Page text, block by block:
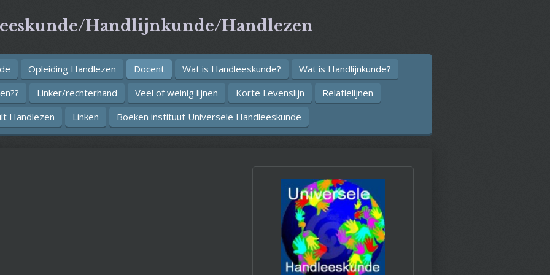
Handlijnkunde/Handlezen
Opleiding Handlezen Docent Wat is Handleeskunde?
Wat is Handlijnkunde?
Linker/rechterhand Veel of weinig lijnen Korte Levenslijn
Relatielijnen
Handlezen Linken Boeken instituut Universele Handleeskunde